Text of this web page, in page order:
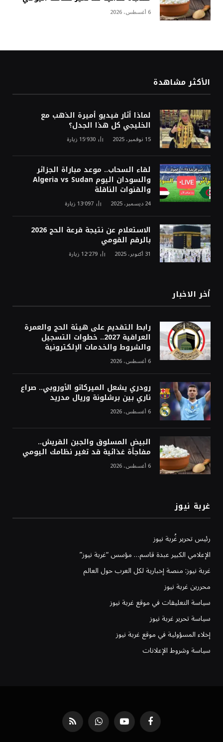
6 أغسطس، 2026
الأكثر مشاهدة
لماذا أثار فيديو أميرة الذهب مع
الخليجي كل هذا الجدل؟
15 نوفمبر، 2025 15٬930 زيارة
لقاء السحاب.. موعد مباراة الجزائر
والسودان اليوم Algeria vs Sudan
والقنوات الناقلة
24 ديسمبر، 2025 13٬097 زيارة
الاستعلام عن نتيجة قرعة الحج 2026
بالرقم القومي
31 أكتوبر، 2025 12٬279 زيارة
أخر الاخبار
رابط التقديم على هيئة الحج والعمرة
العراقية 2027.. خطوات التسجيل
والشروط والخدمات الإلكترونية
6 أغسطس، 2026
رودري يشعل الميركاتو الأوروبي.. صراع
ناري بين برشلونة وريال مدريد
6 أغسطس، 2026
البيض المسلوق والجبن القريش..
مفاجأة غذائية قد تغير نظامك اليومي
6 أغسطس، 2026
غربة نيوز
رئيس تحرير غُربة نيوز
الإعلامي الكبير عبدة قاسم… مؤسس “غربة نيوز”
غربة نيوز: منصة إخبارية لكل العرب حول العالم
محررين غربة نيوز
سياسة التعليقات في موقع غربة نيوز
سياسة تحرير غربة نيوز
إخلاء المسؤولية في موقع غربة نيوز
سياسة وشروط الإعلانات
فيسبوك يوتيوب واتساب RSS